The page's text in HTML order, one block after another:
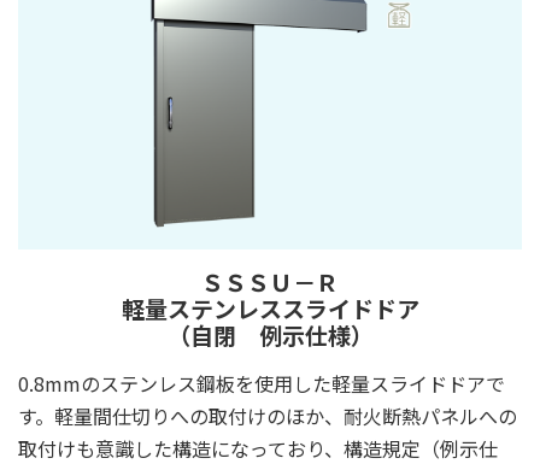
ＳＳＳＵ－Ｒ
軽量ステンレススライドドア
（自閉 例示仕様）
0.8mmのステンレス鋼板を使用した軽量スライドドアで
す。軽量間仕切りへの取付けのほか、耐火断熱パネルへの
取付けも意識した構造になっており、構造規定（例示仕